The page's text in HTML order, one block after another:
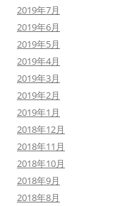
2019年7月
2019年6月
2019年5月
2019年4月
2019年3月
2019年2月
2019年1月
2018年12月
2018年11月
2018年10月
2018年9月
2018年8月